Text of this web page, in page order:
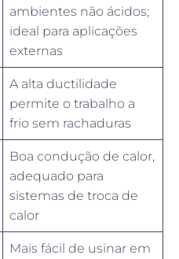
ambientes não ácidos;
ideal para aplicações
externas
A alta ductilidade
permite o trabalho a
frio sem rachaduras
Boa condução de calor,
adequado para
sistemas de troca de
calor
Mais fácil de usinar em